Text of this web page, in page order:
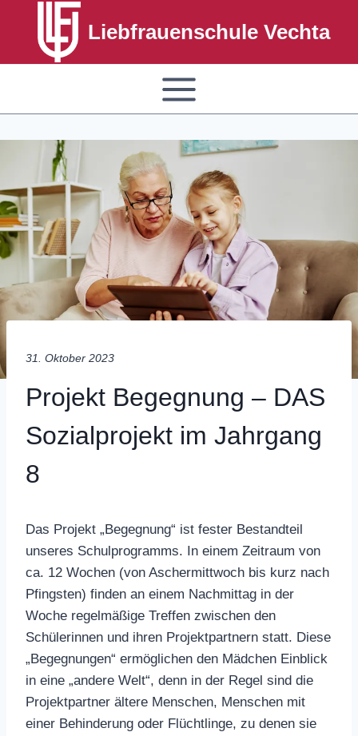
Liebfrauenschule Vechta
31. Oktober 2023
Projekt Begegnung – DAS
Sozialprojekt im Jahrgang
8
Das Projekt „Begegnung“ ist fester Bestandteil
unseres Schulprogramms. In einem Zeitraum von
ca. 12 Wochen (von Aschermittwoch bis kurz nach
Pfingsten) finden an einem Nachmittag in der
Woche regelmäßige Treffen zwischen den
Schülerinnen und ihren Projektpartnern statt. Diese
„Begegnungen“ ermöglichen den Mädchen Einblick
in eine „andere Welt“, denn in der Regel sind die
Projektpartner ältere Menschen, Menschen mit
einer Behinderung oder Flüchtlinge, zu denen sie